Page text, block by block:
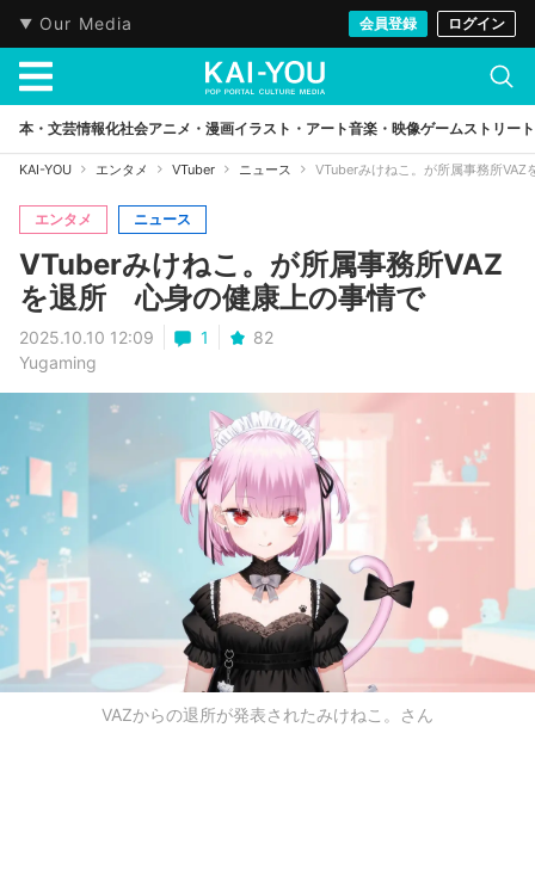
Our Media 会員登録 ログイン
本・文芸情報化社会アニメ・漫画イラスト・アート音楽・映像ゲームストリート
KAI-YOU エンタメ VTuber ニュース VTuberみけねこ。が所属事務所
エンタメ ニュース
VTuberみけねこ。が所属事務所VAZ
を退所 心身の健康上の事情で
2025.10.10 12:09 1
82
Yugaming
VAZからの退所が発表されたみけねこ。さん